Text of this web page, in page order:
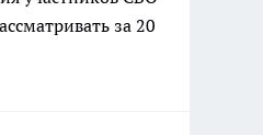
за 20